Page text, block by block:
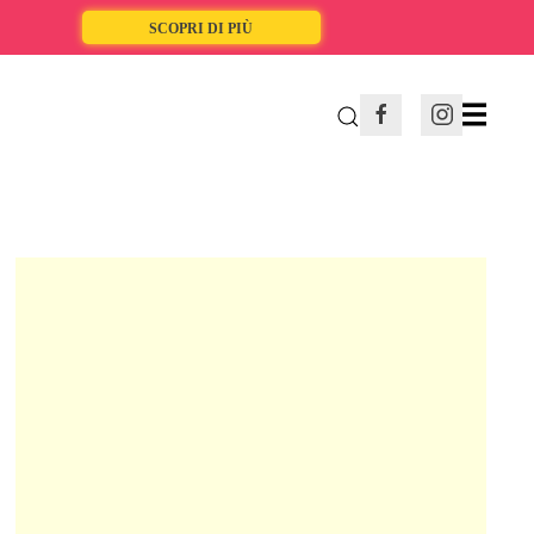
SCOPRI DI PIÙ